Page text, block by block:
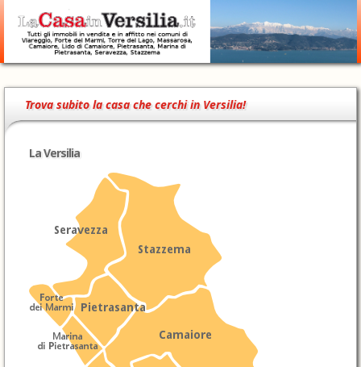
Trova subito la casa che cerchi in Versilia!
La Versilia